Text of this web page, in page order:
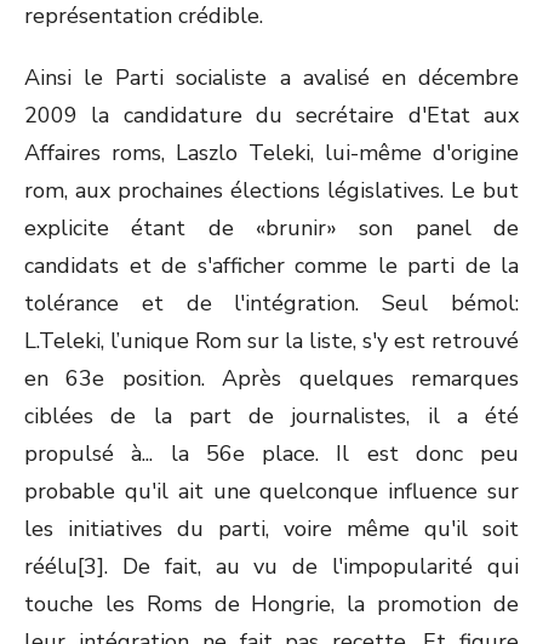
représentation crédible.
Ainsi le Parti socialiste a avalisé en décembre
2009 la candidature du secrétaire d'Etat aux
Affaires roms, Laszlo Teleki, lui-même d'origine
rom, aux prochaines élections législatives. Le but
explicite étant de «brunir» son panel de
candidats et de s'afficher comme le parti de la
tolérance et de l'intégration. Seul bémol:
L.Teleki, l’unique Rom sur la liste, s'y est retrouvé
en 63e position. Après quelques remarques
ciblées de la part de journalistes, il a été
propulsé à... la 56e place. Il est donc peu
probable qu'il ait une quelconque influence sur
les initiatives du parti, voire même qu'il soit
réélu[3]. De fait, au vu de l'impopularité qui
touche les Roms de Hongrie, la promotion de